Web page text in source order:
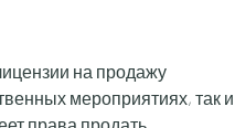
на продажу
мероприятиях, так и
права продать